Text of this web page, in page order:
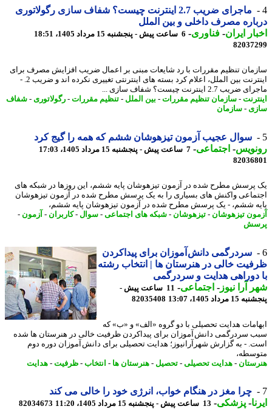
ماجرای ضریب 2.7 اینترنت چیست؟ شفاف سازی رگولاتوری
مصرف داخلی و بین الملل
ایران- فناوری- 6 ساعت پیش - پنجشنبه 15 مرداد 1405، 18:51
تنظیم مقررات با رد شایعات مبنی بر اعمال ضریب افزایش مصرف برای
اینترنت بین الملل، اعلام کرد بسته های اینترنتی تغییری نکرده اند و ضریب 2. -
2.7 اینترنت چیست؟ شفاف سازی ...
-سازمان تنظیم مقررات - بین الملل-تنظیم مقررات - رگولاتوری- شفاف
- سازمان
سوال عجیب آزمون تیزهوشان ششم که همه را گیج کرد
-اجتماعی-7 ساعت پیش - پنجشنبه 15 مرداد 1405، 17:03
مطرح شده در آزمون تیزهوشان پایه ششم، این روزها در شبکه های
واکنش های بسیاری را به یک پرسش مطرح شده در آزمون تیزهوشان
ششم، - یک پرسش مطرح شده در آزمون تیزهوشان پایه ششم،
تیزهوشان-تیزهوشان-شبکه های اجتماعی-سوال- کاربران - آزمون -
سردرگمی دانش آموزان برای پیداکردن
خالی در هنرستان ها | انتخاب رشته
دوراهی هدایت و سردرگمی
آرا نیوز-اجتماعی-
11 ساعت پیش -
1405، 13:07
82035408
هدایت تحصیلی با دو گروه «الف» و «ب» که
سردرگمی دانش آموزان برای پیداکردن ظرفیت خالی در هنرستان ها شده
- به گزارش شهرآرانیوز؛ هدایت تحصیلی برای دانش آموزان دوره دوم
-هدایت تحصیلی-تحصیل-هنرستان ها- انتخاب-ظرفیت -هدایت
چرا مغز در هنگام خواب، انرژی خود را خالی می کند
-پزشکی-13 ساعت پیش - پنجشنبه 15 مرداد 1405، 11:20 82034673